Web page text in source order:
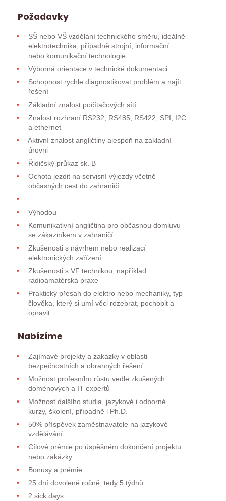
Požadavky
SŠ nebo VŠ vzdělání technického směru, ideálně
elektrotechnika, případně strojní, informační
nebo komunikační technologie
Výborná orientace v technické dokumentaci
Schopnost rychle diagnostikovat problém a najít
řešení
Základní znalost počítačových sítí
Znalost rozhraní RS232, RS485, RS422, SPI, I2C
a ethernet
Aktivní znalost angličtiny alespoň na základní
úrovni
Řidičský průkaz sk. B
Ochota jezdit na servisní výjezdy včetně
občasných cest do zahraničí
Výhodou
Komunikativní angličtina pro občasnou domluvu
se zákazníkem v zahraničí
Zkušenosti s návrhem nebo realizací
elektronických zařízení
Zkušenosti s VF technikou, například
radioamatérská praxe
Praktický přesah do elektro nebo mechaniky, typ
člověka, který si umí věci rozebrat, pochopit a
opravit
Nabízíme
Zajímavé projekty a zakázky v oblasti
bezpečnostních a obranných řešení
Možnost profesního růstu vedle zkušených
doménových a IT expertů
Možnost dalšího studia, jazykové i odborné
kurzy, školení, případně i Ph.D.
50% příspěvek zaměstnavatele na jazykové
vzdělávání
Cílové prémie po úspěšném dokončení projektu
nebo zakázky
Bonusy a prémie
25 dní dovolené ročně, tedy 5 týdnů
2 sick days